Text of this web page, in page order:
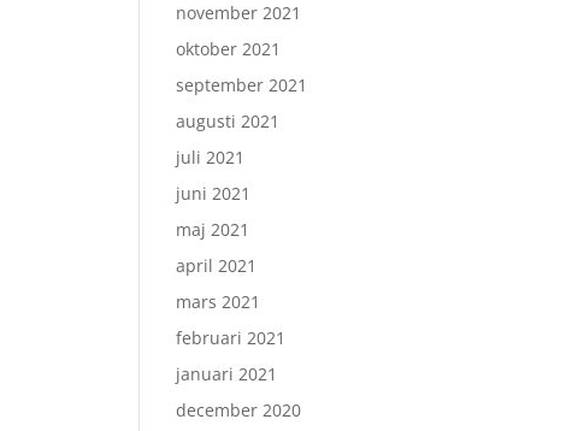
november 2021
oktober 2021
september 2021
augusti 2021
juli 2021
juni 2021
maj 2021
april 2021
mars 2021
februari 2021
januari 2021
december 2020